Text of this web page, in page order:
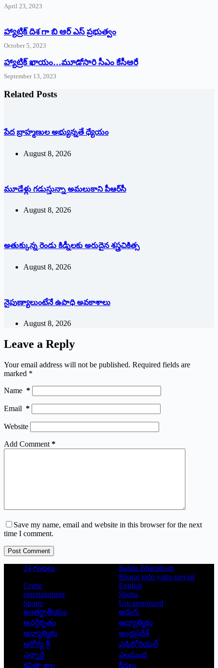
April 23, 2023
హ్యాట్రిక్ దిశ గా బి ఆర్ ఎస్ ప్రభుత్వం
October 5, 2023
హ్యాట్రిక్‌ ‌ఖాయం…మూడోసారి సీఎం కేసీఆరే
September 13, 2023
Related Posts
పేద బ్రాహ్మణుల అభ్యున్నతే ధ్యేయం
August 8, 2026
మూడేళ్లు గ‌డుస్తున్నా అమ‌లుకాని పీఆర్‌సీ
August 8, 2026
అతుక్కున్న రెండు కిడ్నీలకు అరుదైన శస్త్రచికిత్స
August 8, 2026
నైపుణ్యాలుంటేనే ఉపాధి అవకాశాలు
August 8, 2026
Leave a Reply
Your email address will not be published. Required fields are
marked *
Name *
Email *
Website
Add Comment *
Save my name, email and website in this browser for the next
time I comment.
Post Comment
24 గంటలు
Balala Bharatham
Bharat jodo yatra special
Crime
English
entertainment
Shoba
Sports
Uncategorized
అంతర్జాతీయం
అరుగు
అవర్గీకృతం
ఆద్యాత్మికం
ఆధ్యాత్మికం
ఆంధ్రప్రదేశ్
ఆరోగ్య శ్రీ
ఎడిటోరియల్
ఎన్నారై
ఎలమంద
కవితా శాల
క్రీడలు